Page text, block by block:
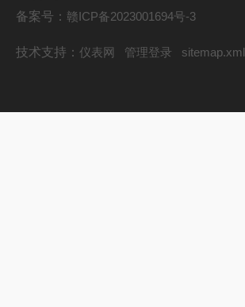
备案号： 赣ICP备2023001694号-3
技术支持： 仪表网 管理登录 sitemap.xml